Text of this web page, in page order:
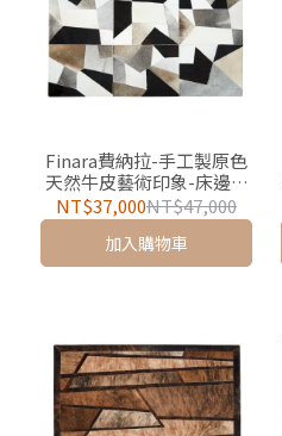
Finara費納拉-手工製原色
天然牛皮藝術印象-床邊地
墊/地毯-畢卡索（官網獨家
限定）最後一組
NT$37,000NT$47,000
加入購物車